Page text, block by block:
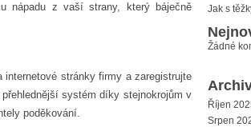
nápadu z vaší strany, který báječně
stránky firmy a zaregistrujte
systém díky stejnokrojům v
poděkování.
Jak s
Žádné
Říjen
Srpen